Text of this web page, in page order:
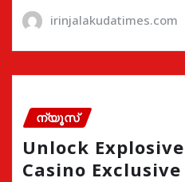
irinjalakudatimes.com
ന്യൂസ്
Unlock
Casino